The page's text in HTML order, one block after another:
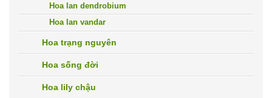
Hoa lan dendrobium
Hoa lan vandar
Hoa trạng nguyên
Hoa sống đời
Hoa lily chậu